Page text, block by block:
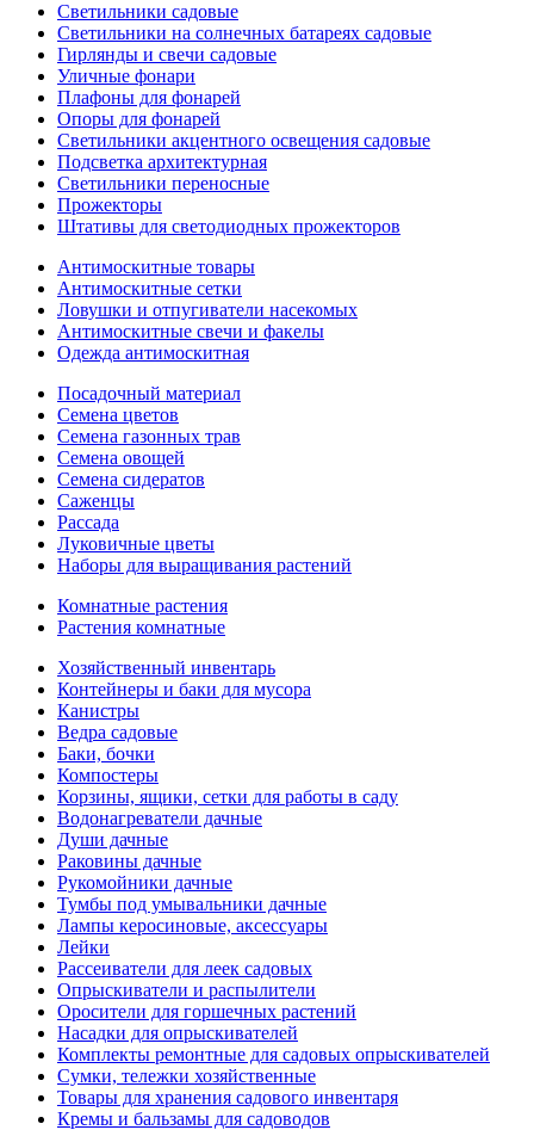
Светильники садовые
Светильники на солнечных батареях садовые
Гирлянды и свечи садовые
Уличные фонари
Плафоны для фонарей
Опоры для фонарей
Светильники акцентного освещения садовые
Подсветка архитектурная
Светильники переносные
Прожекторы
Штативы для светодиодных прожекторов
Антимоскитные товары
Антимоскитные сетки
Ловушки и отпугиватели насекомых
Антимоскитные свечи и факелы
Одежда антимоскитная
Посадочный материал
Семена цветов
Семена газонных трав
Семена овощей
Семена сидератов
Саженцы
Рассада
Луковичные цветы
Наборы для выращивания растений
Комнатные растения
Растения комнатные
Хозяйственный инвентарь
Контейнеры и баки для мусора
Канистры
Ведра садовые
Баки, бочки
Компостеры
Корзины, ящики, сетки для работы в саду
Водонагреватели дачные
Души дачные
Раковины дачные
Рукомойники дачные
Тумбы под умывальники дачные
Лампы керосиновые, аксессуары
Лейки
Рассеиватели для леек садовых
Опрыскиватели и распылители
Оросители для горшечных растений
Насадки для опрыскивателей
Комплекты ремонтные для садовых опрыскивателей
Сумки, тележки хозяйственные
Товары для хранения садового инвентаря
Кремы и бальзамы для садоводов